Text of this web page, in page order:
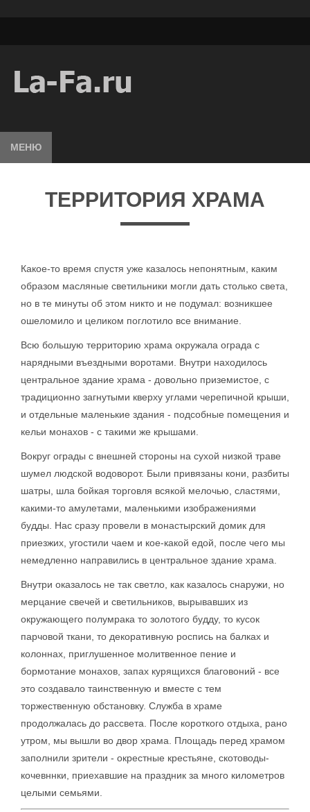
МЕНЮ
ТЕРРИТОРИЯ ХРАМА
Какое-то время спустя уже казалось непонятным, каким
образом масляные светильники могли дать столько света,
но в те минуты об этом никто и не подумал: возникшее
ошеломило и целиком поглотило все внимание.
Всю большую территорию храма окружала ограда с
нарядными въездными воротами. Внутри находилось
центральное здание храма - довольно приземистое, с
традиционно загнутыми кверху углами черепичной крыши,
и отдельные маленькие здания - подсобные помещения и
кельи монахов - с такими же крышами.
Вокруг ограды с внешней стороны на сухой низкой траве
шумел людской водоворот. Были привязаны кони, разбиты
шатры, шла бойкая торговля всякой мелочью, сластями,
какими-то амулетами, маленькими изображениями
будды. Нас сразу провели в монастырский домик для
приезжих, угостили чаем и кое-какой едой, после чего мы
немедленно направились в центральное здание храма.
Внутри оказалось не так светло, как казалось снаружи, но
мерцание свечей и светильников, вырывавших из
окружающего полумрака то золотого будду, то кусок
парчовой ткани, то декоративную роспись на балках и
колоннах, приглушенное молитвенное пение и
бормотание монахов, запах курящихся благовоний - все
это создавало таинственную и вместе с тем
торжественную обстановку. Служба в храме
продолжалась до рассвета. После короткого отдыха, рано
утром, мы вышли во двор храма. Площадь перед храмом
заполнили зрители - окрестные крестьяне, скотоводы-
кочевннки, приехавшие на праздник за много километров
целыми семьями.